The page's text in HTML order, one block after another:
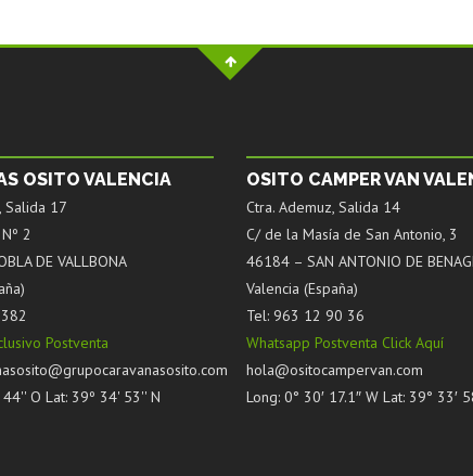
OSITO VALENCIA
Salida 17
2
DE VALLBONA
Postventa
O Lat: 39º 34' 53'' N
OSITO CAMPER VAN
Ctra. Ademuz, Salida 14
C/ de la Masía de San Antonio, 3
46184 – SAN ANTONIO DE
Valencia (España)
Tel: 963 12 90 36
Whatsapp Postventa Click Aquí
hola@ositocampervan.com
Long: 0° 30′ 17.1″ W Lat: 39° 33′